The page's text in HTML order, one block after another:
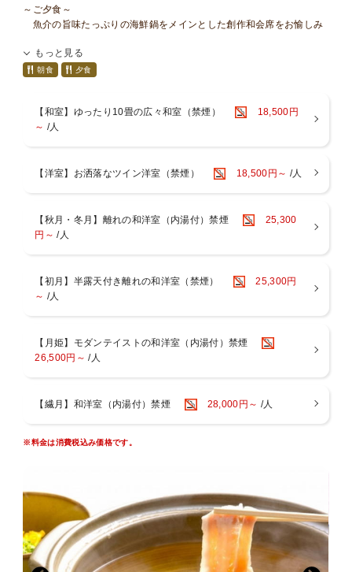
入浴いただけます
緑の湯：陶器風呂（半露天風呂）
杏の湯：御影石のジャグジー風呂（内風呂）
菫の湯：寝湯（内風呂）
～夢月のイチ押しポイント～
湯上がりには、生ビール・ジュース・コーヒーを無料でお楽しみいた
～ご夕食～
魚介の旨味たっぷりの海鮮鍋をメインとした創作和会席をお愉しみ
～ご朝食～
元気の源、健康でおいしい和食をご準備いたします。
■■■■お食事について■■■■■■■■■■■■■■■■■■■
〇連泊の場合２泊目以降は料理長おまかせコースをご用意いたしま
小学生のお子様には、大人料理から大人向けの料理（酢の物、珍味
など）を
ば、
お子様ランチメニューへのご変更が可能です。
■■■■■■■■■■■■■■■■■■■■■■■■■■■■■■
でも入浴ＯＫ
・５つの貸切家族風呂をご利用いただけます！ご滞在中いつでもご
緑の湯：陶器風呂（半露天風呂）
紅の湯：広々露天風呂
～夢月のイチ押しポイント～
湯上がりには、生ビール・ジュース・コーヒーを無料でお楽しみいた
だけます。
もっと見る
朝食 夕食
【和室】ゆったり10畳の広々和室（禁煙）
18,500円
～ /人
【洋室】お洒落なツイン洋室（禁煙） 18,500円～ /人
【秋月・冬月】離れの和洋室（内湯付）禁煙
25,300
円～ /人
【初月】半露天付き離れの和洋室（禁煙）
25,300円
～ /人
【月姫】モダンテイストの和洋室（内湯付）禁煙
26,500円～ /人
【繊月】和洋室（内湯付）禁煙 28,000円～ /人
※料金は消費税込み価格です。